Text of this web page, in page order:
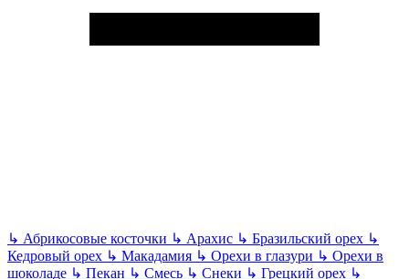
↳ Абрикосовые косточки ↳ Арахис ↳ Бразильский орех ↳
Кедровый орех ↳ Макадамия ↳ Орехи в глазури ↳ Орехи в
шоколаде ↳ Пекан ↳ Смесь ↳ Снеки ↳ Грецкий орех ↳